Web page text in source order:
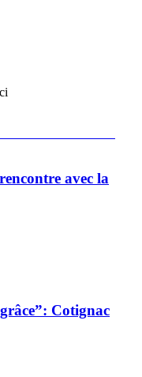
avec la
Cotignac